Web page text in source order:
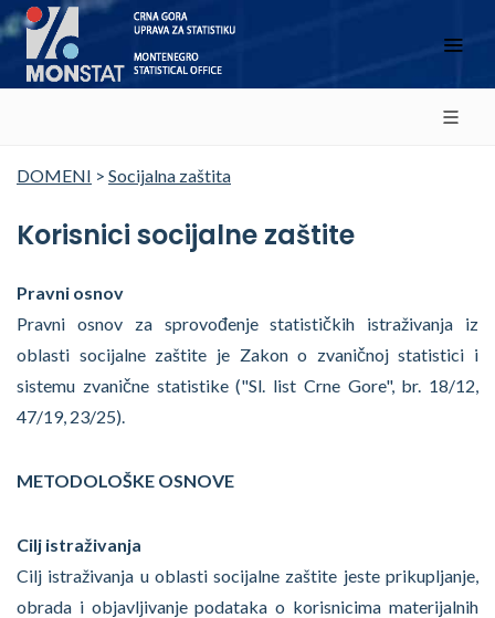
DOMENI > Socijalna zaštita
Korisnici socijalne zaštite
Pravni osnov
Pravni osnov za sprovođenje statističkih istraživanja iz
oblasti socijalne zaštite je Zakon o zvaničnoj statistici i
sistemu zvanične statistike ("Sl. list Crne Gore", br. 18/12,
47/19, 23/25).
METODOLOŠKE OSNOVE
Cilj istraživanja
Cilj istraživanja u oblasti socijalne zaštite jeste prikupljanje,
obrada i objavljivanje podataka o korisnicima materijalnih